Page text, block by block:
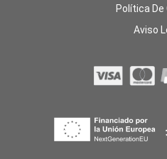
Política De
Aviso